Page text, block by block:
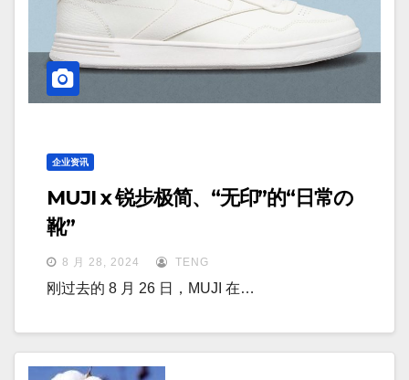
企业资讯
MUJI x 锐步极简、“无印”的“日常の
靴”
8 月 28, 2024 TENG
刚过去的 8 月 26 日，MUJI 在…